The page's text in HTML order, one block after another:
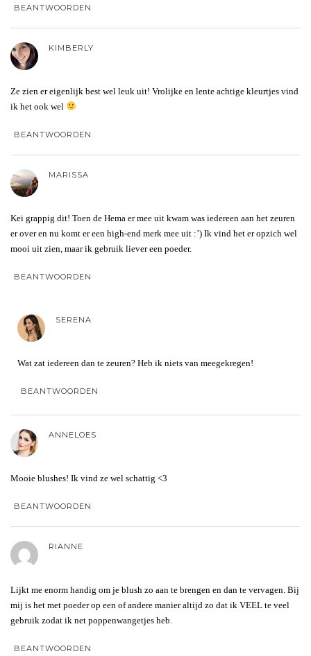
BEANTWOORDEN
KIMBERLY
Ze zien er eigenlijk best wel leuk uit! Vrolijke en lente achtige kleurtjes vind
ik het ook wel
BEANTWOORDEN
MARISSA
Kei grappig dit! Toen de Hema er mee uit kwam was iedereen aan het zeuren
er over en nu komt er een high-end merk mee uit :’) Ik vind het er opzich wel
mooi uit zien, maar ik gebruik liever een poeder.
BEANTWOORDEN
SERENA
Wat zat iedereen dan te zeuren? Heb ik niets van meegekregen!
BEANTWOORDEN
ANNELOES
Mooie blushes! Ik vind ze wel schattig <3
BEANTWOORDEN
RIANNE
Lijkt me enorm handig om je blush zo aan te brengen en dan te vervagen. Bij
mij is het met poeder op een of andere manier altijd zo dat ik VEEL te veel
gebruik zodat ik net poppenwangetjes heb.
BEANTWOORDEN